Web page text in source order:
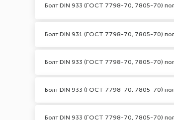
Болт DIN 933 (ГОСТ 7798-70, 7805-70)
Болт DIN 931 (ГОСТ 7798-70, 7805-70)
Болт DIN 933 (ГОСТ 7798-70, 7805-70)
Болт DIN 933 (ГОСТ 7798-70, 7805-70)
Болт DIN 933 (ГОСТ 7798-70, 7805-70)